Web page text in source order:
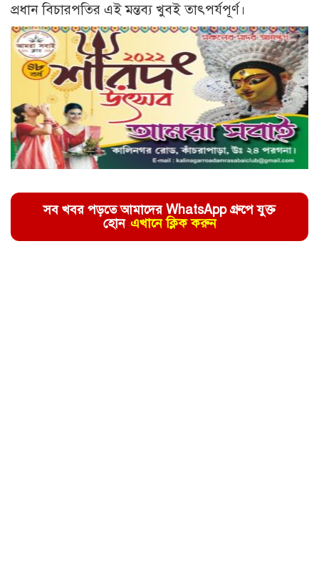
প্রধান বিচারপতির এই মন্তব্য খুবই তাৎপর্যপূর্ণ।
সব খবর পড়তে আমাদের WhatsApp গ্রুপে যুক্ত
হোন এখানে ক্লিক করুন